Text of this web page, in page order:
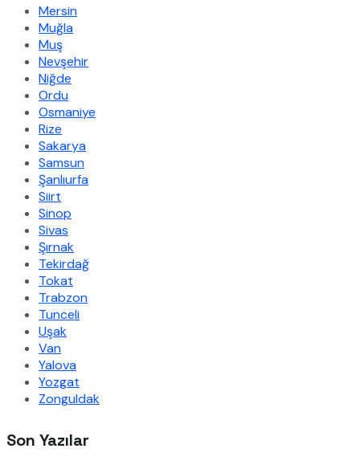
Mersin
Muğla
Muş
Nevşehir
Niğde
Ordu
Osmaniye
Rize
Sakarya
Samsun
Şanlıurfa
Siirt
Sinop
Sivas
Şırnak
Tekirdağ
Tokat
Trabzon
Tunceli
Uşak
Van
Yalova
Yozgat
Zonguldak
Son Yazılar